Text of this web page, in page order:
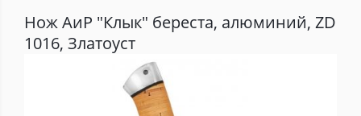
Нож АиР "Клык" береста, алюминий, ZD
1016, Златоуст